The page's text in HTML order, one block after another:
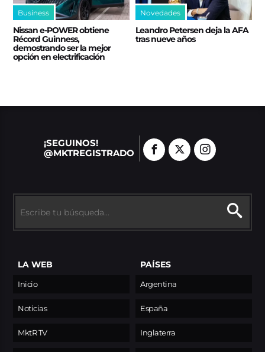
Business
Nissan e‑POWER obtiene
Récord Guinness,
demostrando ser la mejor
opción en electrificación
Novedades
Leandro Petersen deja la AFA
tras nueve años
¡SEGUINOS!
@MKTREGISTRADO
LA WEB
Inicio
Noticias
MktR TV
PAÍSES
Argentina
España
Inglaterra